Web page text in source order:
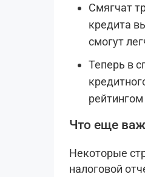
Смягчат
кредита
смогут
Теперь в
Что еще
Некоторые
налоговой